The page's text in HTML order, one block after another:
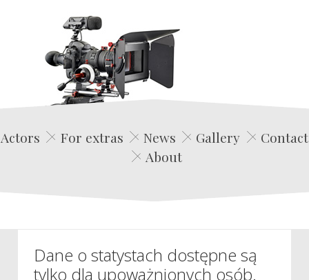
Edwin Film Agencja Aktorska
Actors For extras News Gallery
Contact
About
Dane o statystach dostępne są
tylko dla upoważnionych osób.